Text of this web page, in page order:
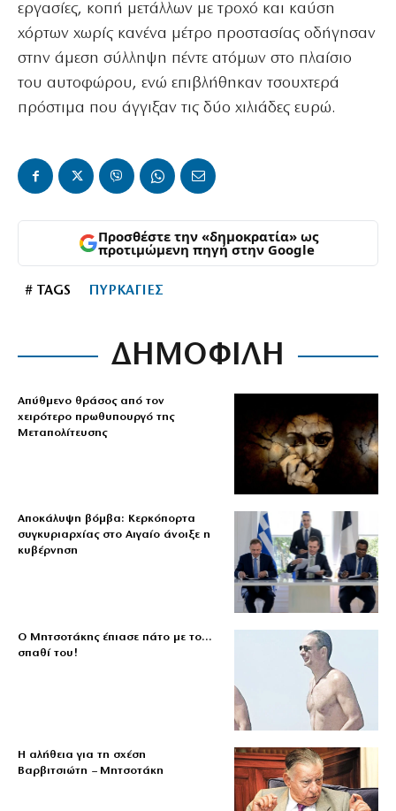
εργασίες, κοπή μετάλλων με τροχό και καύση
χόρτων χωρίς κανένα μέτρο προστασίας οδήγησαν
στην άμεση σύλληψη πέντε ατόμων στο πλαίσιο
του αυτοφώρου, ενώ επιβλήθηκαν τσουχτερά
πρόστιμα που άγγιξαν τις δύο χιλιάδες ευρώ.
Προσθέστε την «δημοκρατία» ως
προτιμώμενη πηγή στην Google
# TAGS ΠΥΡΚΑΓΙΕΣ
ΔΗΜΟΦΙΛΗ
Απύθμενο θράσος από τον
χειρότερο πρωθυπουργό της
Μεταπολίτευσης
Αποκάλυψη βόμβα: Κερκόπορτα
συγκυριαρχίας στο Αιγαίο άνοιξε η
κυβέρνηση
Ο Μητσοτάκης έπιασε πάτο με το…
σπαθί του!
Η αλήθεια για τη σχέση
Βαρβιτσιώτη – Μητσοτάκη